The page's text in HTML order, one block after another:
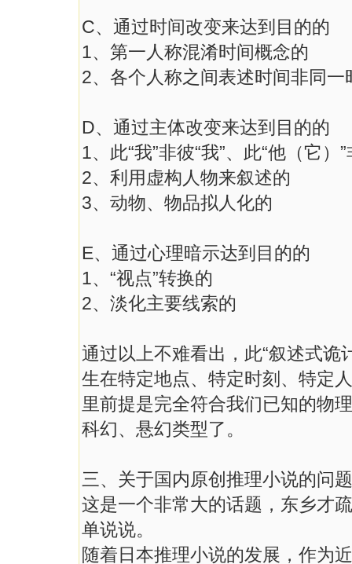
C、通过时间改变来达到目的的
1、第一人称混淆时间概念的
2、各个人称之间表述时间非同一
D、通过主体改变来达到目的的
1、此“我”非彼“我”、此“他（它）
2、利用虚构人物来叙述的
3、动物、物品拟人化的
E、通过心理暗示达到目的的
1、“视点”转换的
2、淡化主要线索的
通过以上不难看出，此“叙述式诡
生在特定地点、特定时刻、特定
里前提是完全符合我们已知的物
科幻、悬幻类型了。
三、关于国内原创推理小说的问题
这是一个非常大的话题，东乡才
单说说。
随着日本推理小说的发展，作为